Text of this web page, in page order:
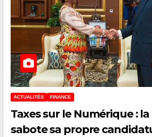
ACTUALITÉS FINANCE
Taxes sur le Numérique : la
sabote sa propre